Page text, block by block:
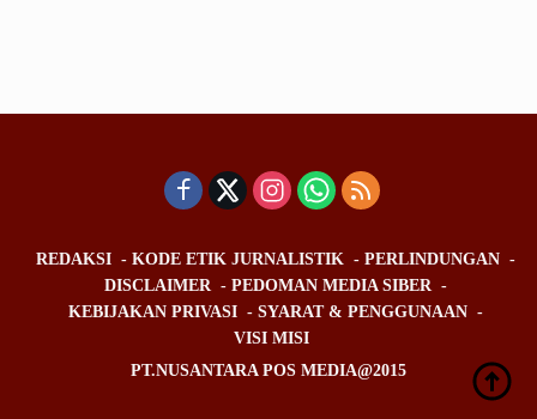
REDAKSI KODE ETIK JURNALISTIK
PERLINDUNGAN
DISCLAIMER
PEDOMAN MEDIA SIBER
KEBIJAKAN PRIVASI
SYARAT & PENGGUNAAN
VISI MISI
PT.NUSANTARA POS MEDIA@2015